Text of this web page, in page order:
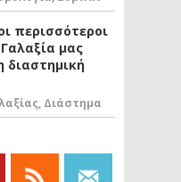
περισσότεροι
μας
διαστημική
, Διάστημα